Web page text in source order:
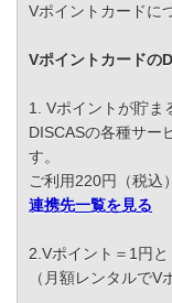
Vポイントカードに
Vポイントカードの
1. Vポイントが貯ま
DISCASの各種サー
す。
ご利用220円（税込
連携先一覧を見る
2.Vポイント＝1円と
（月額レンタルでV